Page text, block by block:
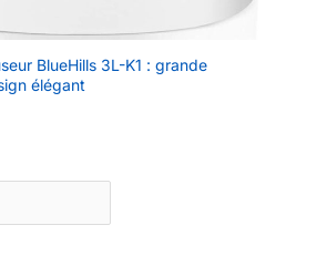
BlueHills 3L-K1 : grande
élégant